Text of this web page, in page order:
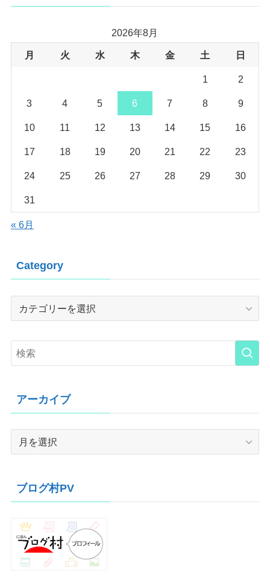
2026年8月
月 火 水 木 金 土 日
1 2
3 4 5 6 7 8 9
10 11 12 13 14 15 16
17 18 19 20 21 22 23
24 25 26 27 28 29 30
31
« 6月
Category
Category
アーカイブ
ブ
ブログ村PV